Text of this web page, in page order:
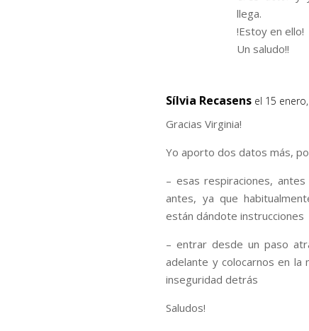
llega.
!Estoy en ello!
Un saludo!!
Sílvia Recasens el 15
Gracias Virginia!
Yo aporto dos datos más,
– esas respiraciones,
antes, ya que
están dándote instrucciones
– entrar desde un paso
adelante y colocarnos en la
inseguridad detrás
Saludos!